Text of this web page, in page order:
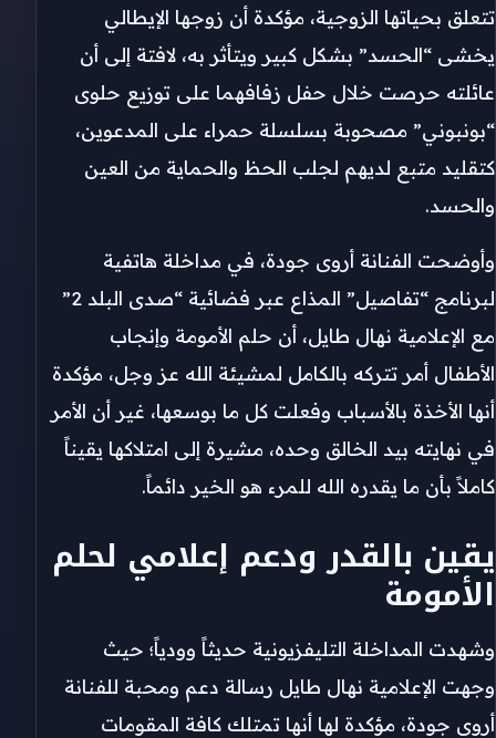
​كواليس مشهد “ده هاني” وسر
تصدره “التريند”
تتعلق بحياتها الزوجية، مؤكدة أن زوجها الإيطالي
يخشى “الحسد” بشكل كبير ويتأثر به، لافتة إلى أن
عائلته حرصت خلال حفل زفافهما على توزيع حلوى
“بونبوني” مصحوبة بسلسلة حمراء على المدعوين،
كتقليد متبع لديهم لجلب الحظ والحماية من العين
والحسد.
​وأوضحت الفنانة أروى جودة، في مداخلة هاتفية
لبرنامج “تفاصيل” المذاع عبر فضائية “صدى البلد 2”
مع الإعلامية نهال طايل، أن حلم الأمومة وإنجاب
الأطفال أمر تتركه بالكامل لمشيئة الله عز وجل، مؤكدة
أنها الأخذة بالأسباب وفعلت كل ما بوسعها، غير أن الأمر
في نهايته بيد الخالق وحده، مشيرة إلى امتلاكها يقيناً
كاملاً بأن ما يقدره الله للمرء هو الخير دائماً.
​يقين بالقدر ودعم إعلامي لحلم
الأمومة
​وشهدت المداخلة التليفزيونية حديثاً وودياً؛ حيث
وجهت الإعلامية نهال طايل رسالة دعم ومحبة للفنانة
أروى جودة، مؤكدة لها أنها تمتلك كافة المقومات